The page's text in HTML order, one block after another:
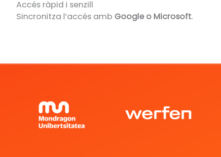
Accés ràpid i senzill
Sincronitza l’accés amb Google o Microsoft.